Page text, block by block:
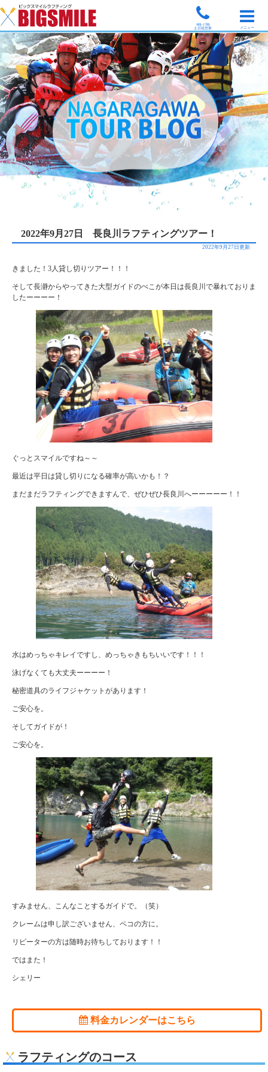
9時-17時
土日祝営業
メニュー
2022年9月27日 長良川ラフティングツアー！
2022年9月27日更新
きました！3人貸し切りツアー！！！
そして長瀞からやってきた大型ガイドのぺこが本日は長良川で暴れておりま
したーーーー！
ぐっとスマイルですね～～
最近は平日は貸し切りになる確率が高いかも！？
まだまだラフティングできますんで、ぜひぜひ長良川へーーーーー！！
水はめっちゃキレイですし、めっちゃきもちいいです！！！
泳げなくても大丈夫ーーーー！
秘密道具のライフジャケットがあります！
ご安心を。
そしてガイドが！
ご安心を。
すみません、こんなことするガイドで。（笑）
クレームは申し訳ございません、ペコの方に。
リピーターの方は随時お待ちしております！！
ではまた！
シェリー
料金カレンダーはこちら
ラフティングのコース